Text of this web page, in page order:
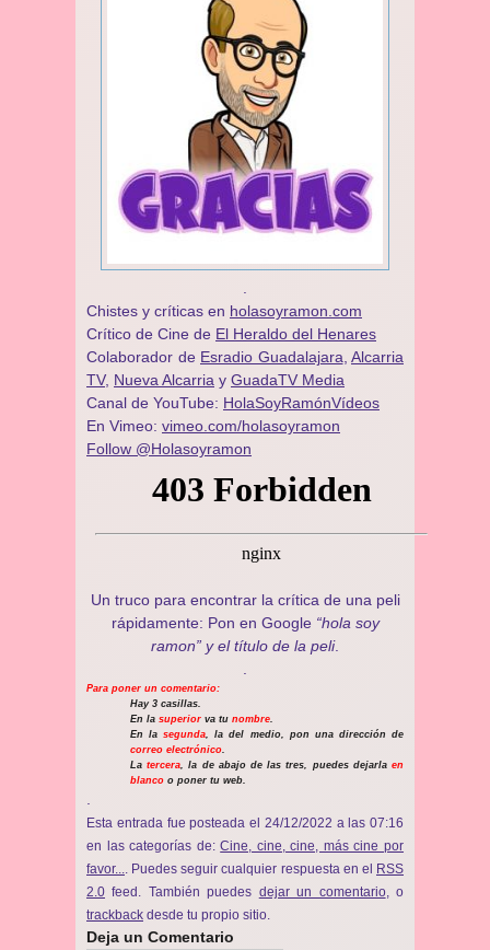
Chistes y críticas en holasoyramon.com
Crítico de Cine de El Heraldo del Henares
​​Colaborador de Esradio Guadalajara Alcarria
TV, Nueva Alcarria y GuadaTV Media
Canal de YouTube: HolaSoyRamónVídeos
En Vimeo: vimeo.com/holasoyramon
Follow @Holasoyramon
Un truco para encontrar la crítica de una peli
rápidamente: Pon en Google “hola soy
ramon” y el título de la peli.
Para poner un comentario:
Hay 3 casillas.
En la superior va tu nombre.
En lasegunda, la del medio, pon una dirección de
correo electrónico.
Latercera, la de abajo de las tres, puedes dejarlaen
blanco o poner tu web.
Esta entrada fue posteada el 24/12/2022 a las 07:16
en las categorías de:Cine, cine, cine, más cine por
favor...
. Puedes seguir cualquier respuesta en el RSS
2.0 feed. También puedes dejar un comentario, o
trackback desde tu propio sitio.
Deja un Comentario